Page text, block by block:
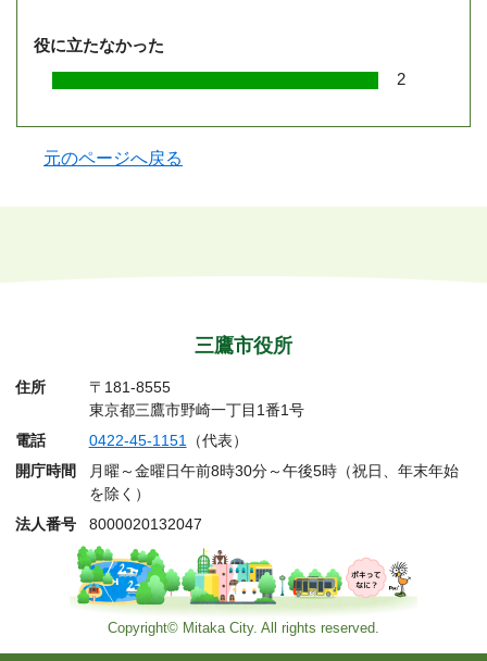
役に立たなかった
2
元のページへ戻る
三鷹市役所
住所
〒181-8555
東京都三鷹市野崎一丁目1番1号
電話
0422-45-1151（代表）
開庁時間
月曜～金曜日午前8時30分～午後5時（祝日、年末年始
を除く）
法人番号
8000020132047
Copyright© Mitaka City. All rights reserved.